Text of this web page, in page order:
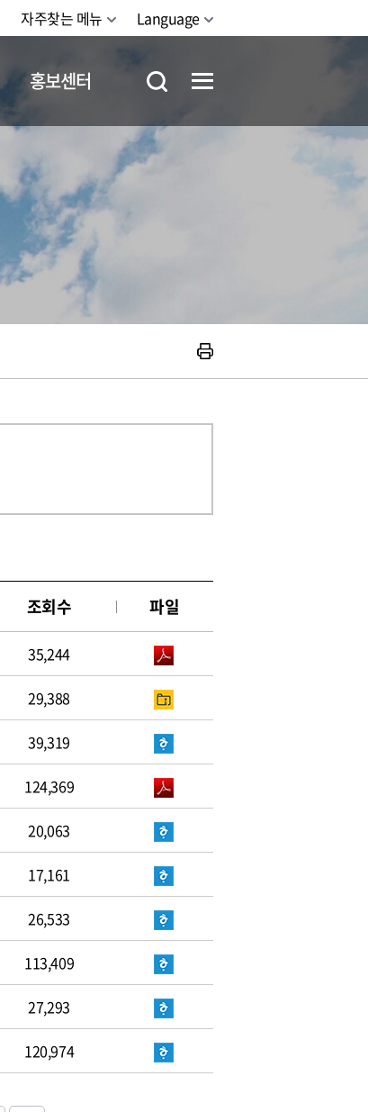
자주찾는 메뉴 Language
홍보센터
조회수 파일
35,244
29,388
39,319
124,369
20,063
17,161
26,533
113,409
27,293
120,974